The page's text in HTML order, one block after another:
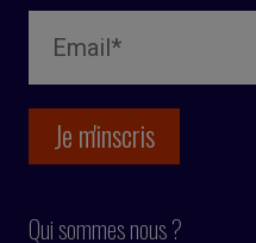
Qui sommes nous ?